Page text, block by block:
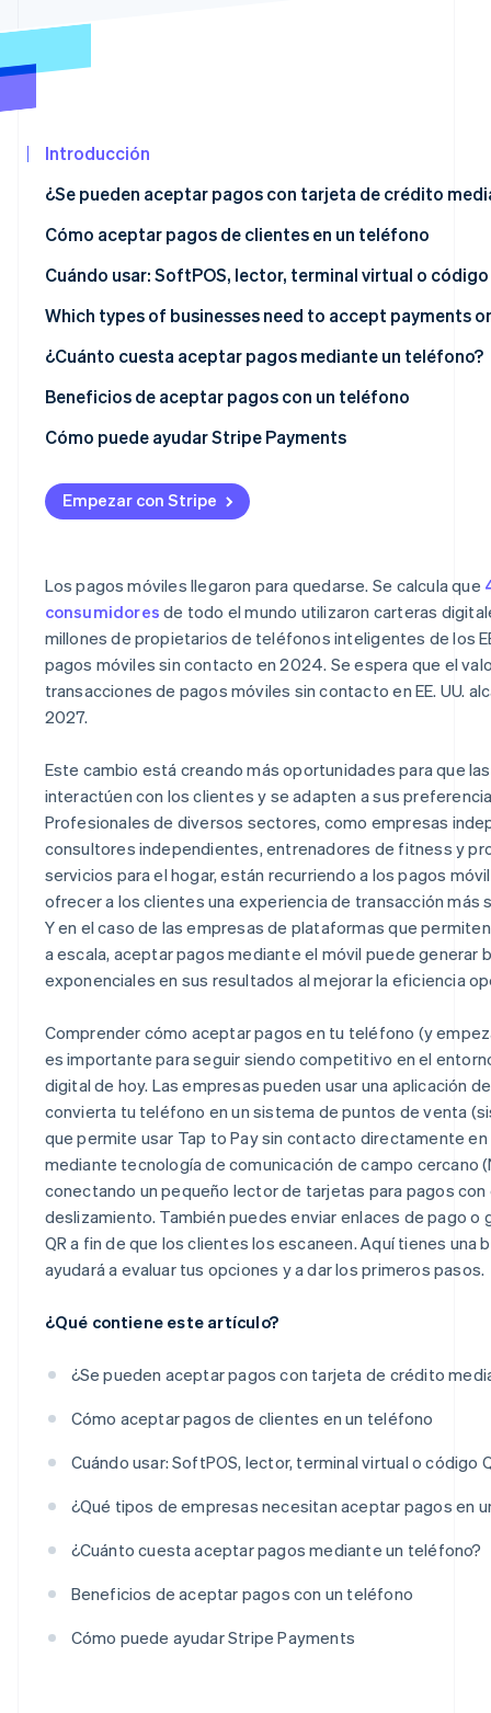
Introducción
¿Se pueden aceptar pagos con tarjeta de crédito
Cómo aceptar pagos de clientes en un teléfono
Métodos de pago en persona mediante teléfonos:
Métodos de pago remotos mediante teléfonos:
Cuándo usar: SoftPOS, lector, terminal virtual o código
Which types of businesses need to accept payments
¿Cuánto cuesta aceptar pagos mediante un teléfono?
Beneficios de aceptar pagos con un teléfono
Cómo puede ayudar Stripe Payments
Empezar con Stripe
Los pagos móviles llegaron para quedarse. Se calcula que
consumidores de todo el mundo utilizaron carteras
millones de propietarios de teléfonos inteligentes de los
pagos móviles sin contacto en 2024. Se espera que el
transacciones de pagos móviles sin contacto en EE. UU.
2027.
Este cambio está creando más oportunidades para que
interactúen con los clientes y se adapten a sus
Profesionales de diversos sectores, como empresas
consultores independientes, entrenadores de fitness y
servicios para el hogar, están recurriendo a los pagos
ofrecer a los clientes una experiencia de transacción más
Y en el caso de las empresas de plataformas que
a escala, aceptar pagos mediante el móvil puede generar
exponenciales en sus resultados al mejorar la eficiencia
Comprender cómo aceptar pagos en tu teléfono (y
es importante para seguir siendo competitivo en el
digital de hoy. Las empresas pueden usar una aplicación
convierta tu teléfono en un sistema de puntos de venta
que permite usar Tap to Pay sin contacto directamente
mediante tecnología de comunicación de campo cercano
conectando un pequeño lector de tarjetas para pagos con
deslizamiento. También puedes enviar enlaces de pago o
QR a fin de que los clientes los escaneen. Aquí tienes una
ayudará a evaluar tus opciones y a dar los primeros pasos.
¿Qué contiene este artículo?
¿Se pueden aceptar pagos con tarjeta de crédito
Cómo aceptar pagos de clientes en un teléfono
Cuándo usar: SoftPOS, lector, terminal virtual o código
¿Qué tipos de empresas necesitan aceptar pagos en
¿Cuánto cuesta aceptar pagos mediante un teléfono?
Beneficios de aceptar pagos con un teléfono
Cómo puede ayudar Stripe Payments